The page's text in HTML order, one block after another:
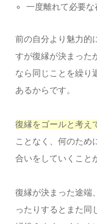
一度離れて必要
前の自分より魅力的
すが復縁が決まった
なら同じことを繰り
あるからです。
復縁をゴールと考え
ことなく、何のため
合いをしていくこと
復縁が決まった途端
ったりするとまた同